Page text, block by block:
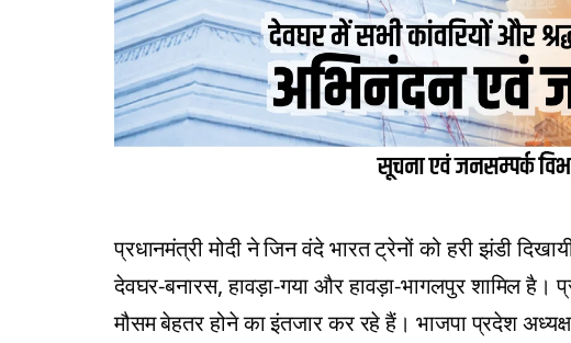
प्रधानमंत्री मोदी ने जिन वंदे भारत ट्रेनों को हरी झंडी
देवघर-बनारस, हावड़ा-गया और हावड़ा-भागलपुर शामिल है।
मौसम बेहतर होने का इंतजार कर रहे हैं। भाजपा प्रदेश